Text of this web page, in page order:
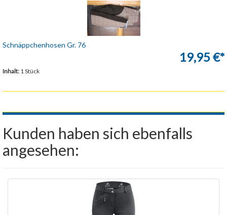
Schnäppchenhosen Gr. 76
19,95 €*
Inhalt: 1 Stück
Kunden haben sich ebenfalls
angesehen: